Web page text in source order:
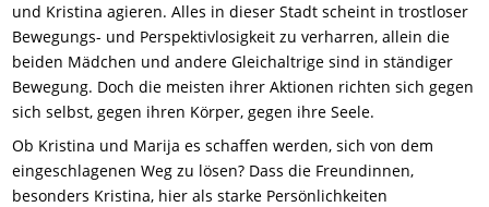
und Kristina agieren. Alles in dieser Stadt scheint in trostloser
Bewegungs- und Perspektivlosigkeit zu verharren, allein die
beiden Mädchen und andere Gleichaltrige sind in ständiger
Bewegung. Doch die meisten ihrer Aktionen richten sich gegen
sich selbst, gegen ihren Körper, gegen ihre Seele.
Ob Kristina und Marija es schaffen werden, sich von dem
eingeschlagenen Weg zu lösen? Dass die Freundinnen,
besonders Kristina, hier als starke Persönlichkeiten